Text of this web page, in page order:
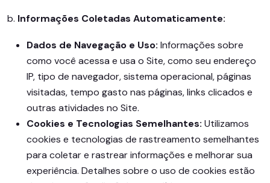
b. Informações Coletadas Automaticamente:
Dados de Navegação e Uso: Informações sobre
como você acessa e usa o Site, como seu endereço
IP, tipo de navegador, sistema operacional, páginas
visitadas, tempo gasto nas páginas, links clicados e
outras atividades no Site.
Cookies e Tecnologias Semelhantes: Utilizamos
cookies e tecnologias de rastreamento semelhantes
para coletar e rastrear informações e melhorar sua
experiência. Detalhes sobre o uso de cookies estão